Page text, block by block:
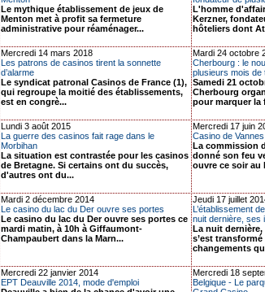
Le mythique établissement de jeux de
Menton met à profit sa fermeture
administrative pour réaménager...
L'homme
Kerzner,
hôteliers dont
Mercredi 14 mars 2018
Les patrons de casinos tirent la sonnette
d’alarme
Le syndicat patronal Casinos de France (1),
qui regroupe la moitié des établissements,
est en congrè...
Mardi 24 octobre
Cherbourg : le
plusieurs mois de
Samedi 21
Cherbourg
pour marquer la
Lundi 3 août 2015
La guerre des casinos fait rage dans le
Morbihan
La situation est contrastée pour les casinos
de Bretagne. Si certains ont du succès,
d'autres ont du...
Mercredi 17 juin
Casino de
La commission
donné son feu
ouvre ce soir au
Mardi 2 décembre 2014
Le casino du lac du Der ouvre ses portes
Le casino du lac du Der ouvre ses portes ce
mardi matin, à 10h à Giffaumont-
Champaubert dans la Marn...
Jeudi 17 juillet
L’établissement
nuit dernière, ses
La nuit dernière,
s’est
changements
Mercredi 22 janvier 2014
EPT Deauville 2014, mode d'emploi
Mercredi 18
Belgique - Le